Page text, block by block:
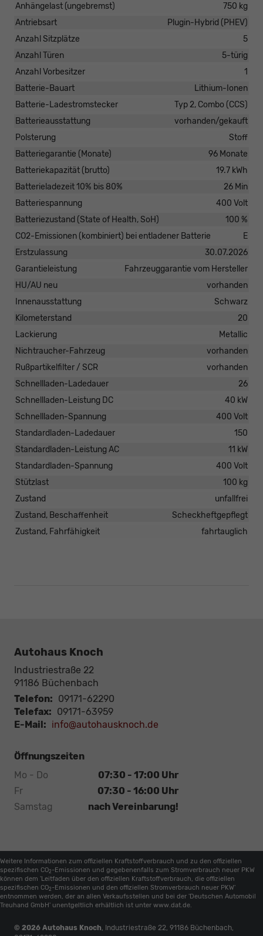
Anhängelast (ungebremst)
750 kg
Antriebsart
Plugin-Hybrid (PHEV)
Anzahl Sitzplätze
5
Anzahl Türen
5-türig
Anzahl Vorbesitzer
1
Batterie-Bauart
Lithium-Ionen
Batterie-Ladestromstecker
Typ 2, Combo (CCS)
Batterieausstattung
vorhanden/gekauft
Polsterung
Stoff
Batteriegarantie (Monate)
96 Monate
Batteriekapazität (brutto)
19.7 kWh
Batterieladezeit 10% bis 80%
26 Min
Batteriespannung
400 Volt
Batteriezustand (State of Health, SoH)
100 %
CO2-Emissionen (kombiniert) bei entladener Batterie
E
Erstzulassung
30.07.2026
Garantieleistung
Fahrzeuggarantie vom Hersteller
HU/AU neu
vorhanden
Innenausstattung
Schwarz
Kilometerstand
20
Lackierung
Metallic
Nichtraucher-Fahrzeug
vorhanden
Rußpartikelfilter / SCR
vorhanden
Schnellladen-Ladedauer
26
Schnellladen-Leistung DC
40 kW
Schnellladen-Spannung
400 Volt
Standardladen-Ladedauer
150
Standardladen-Leistung AC
11 kW
Standardladen-Spannung
400 Volt
Stützlast
100 kg
Zustand
unfallfrei
Zustand, Beschaffenheit
Scheckheftgepflegt
Zustand, Fahrfähigkeit
fahrtauglich
Autohaus Knoch
Industriestraße 22
91186 Büchenbach
Telefon: 09171-62290
Telefax: 09171-63959
E-Mail: info@autohausknoch.de
Öffnungszeiten
Mo - Do
07:30 - 17:00 Uhr
Fr
07:30 - 16:00 Uhr
Samstag
nach Vereinbarung!
Weitere Informationen zum offiziellen Kraftstoffverbrauch und zu den offiziellen
spezifischen CO2 -Emissionen und gegebenenfalls zum Stromverbrauch neuer PKW
können dem 'Leitfaden über den offiziellen Kraftstoffverbrauch, die offiziellen
spezifischen CO2 -Emissionen und den offiziellen Stromverbrauch neuer PKW'
entnommen werden, der an allen Verkaufsstellen und bei der 'Deutschen Automobil
Treuhand GmbH' unentgeltlich erhältlich ist unter www.dat.de.
© 2026 Autohaus Knoch Industriestraße 22 91186 Büchenbach,